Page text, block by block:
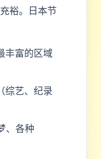
裕。日本节
丰富的区域
综艺、纪录
、各种